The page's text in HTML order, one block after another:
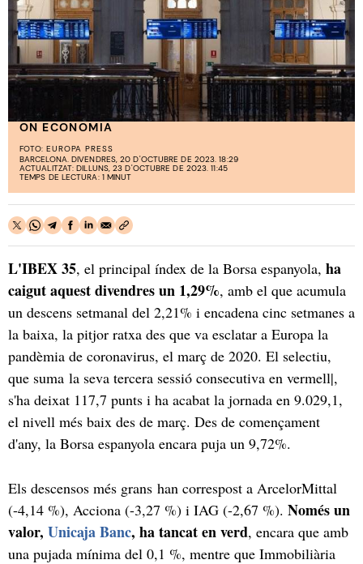
ON ECONOMIA
FOTO: EUROPA PRESS
BARCELONA. DIVENDRES, 20 D'OCTUBRE DE 2023. 18:29
ACTUALITZAT: DILLUNS, 23 D'OCTUBRE DE 2023. 11:45
TEMPS DE LECTURA: 1 MINUT
L'IBEX 35, el principal índex de la Borsa espanyola, ha
caigut aquest divendres un 1,29%, amb el que acumula
un descens setmanal del 2,21% i encadena cinc setmanes a
la baixa, la pitjor ratxa des que va esclatar a Europa la
pandèmia de coronavirus, el març de 2020. El selectiu,
que suma la seva tercera sessió consecutiva en vermell|,
s'ha deixat 117,7 punts i ha acabat la jornada en 9.029,1,
el nivell més baix des de març. Des de començament
d'any, la Borsa espanyola encara puja un 9,72%.
Els descensos més grans han correspost a ArcelorMittal
(-4,14 %), Acciona (-3,27 %) i IAG (-2,67 %). Només un
valor, Unicaja Banc, ha tancat en verd, encara que amb
una pujada mínima del 0,1 %, mentre que Immobiliària